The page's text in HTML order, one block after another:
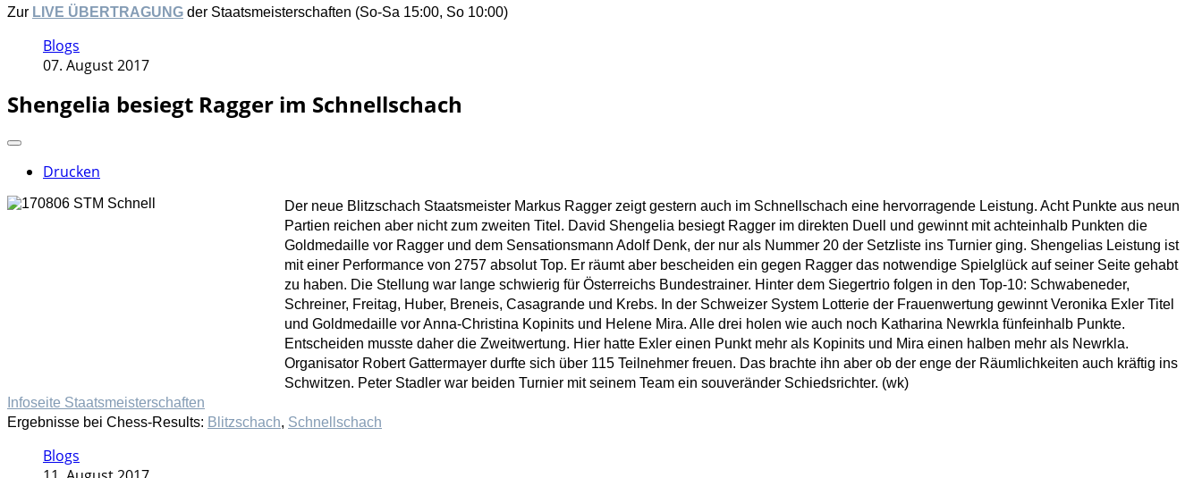
Zur LIVE ÜBERTRAGUNG der Staatsmeisterschaften (So-Sa 15:00, So 10:00)
Blogs
07. August 2017
Shengelia besiegt Ragger im Schnellschach
Drucken
Der neue Blitzschach Staatsmeister Markus Ragger zeigt gestern auch im Schnellschach eine hervorragende Leistung. Acht Punkte aus neun
Partien reichen aber nicht zum zweiten Titel. David Shengelia besiegt Ragger im direkten Duell und gewinnt mit achteinhalb Punkten die
Goldmedaille vor Ragger und dem Sensationsmann Adolf Denk, der nur als Nummer 20 der Setzliste ins Turnier ging. Shengelias Leistung ist
mit einer Performance von 2757 absolut Top. Er räumt aber bescheiden ein gegen Ragger das notwendige Spielglück auf seiner Seite gehabt
zu haben. Die Stellung war lange schwierig für Österreichs Bundestrainer. Hinter dem Siegertrio folgen in den Top-10: Schwabeneder,
Schreiner, Freitag, Huber, Breneis, Casagrande und Krebs. In der Schweizer System Lotterie der Frauenwertung gewinnt Veronika Exler Titel
und Goldmedaille vor Anna-Christina Kopinits und Helene Mira. Alle drei holen wie auch noch Katharina Newrkla fünfeinhalb Punkte.
Entscheiden musste daher die Zweitwertung. Hier hatte Exler einen Punkt mehr als Kopinits und Mira einen halben mehr als Newrkla.
Organisator Robert Gattermayer durfte sich über 115 Teilnehmer freuen. Das brachte ihn aber ob der enge der Räumlichkeiten auch kräftig ins
Schwitzen. Peter Stadler war beiden Turnier mit seinem Team ein souveränder Schiedsrichter. (wk)
Infoseite Staatsmeisterschaften
Ergebnisse bei Chess-Results: Blitzschach, Schnellschach
Blogs